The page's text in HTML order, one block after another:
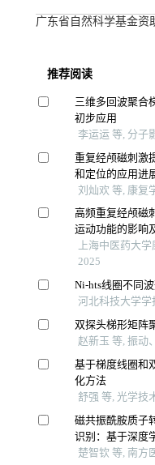
广东省自然科学基金资